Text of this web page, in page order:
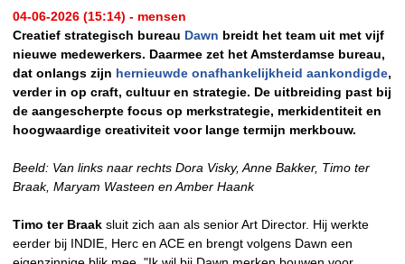
04-06-2026 (15:14) - mensen
Creatief strategisch bureau Dawn breidt het team uit met vijf
nieuwe medewerkers. Daarmee zet het Amsterdamse bureau,
dat onlangs zijn hernieuwde onafhankelijkheid aankondigde,
verder in op craft, cultuur en strategie. De uitbreiding past bij
de aangescherpte focus op merkstrategie, merkidentiteit en
hoogwaardige creativiteit voor lange termijn merkbouw.
Beeld: Van links naar rechts Dora Visky, Anne Bakker, Timo ter
Braak, Maryam Wasteen en Amber Haank
Timo ter Braak sluit zich aan als senior Art Director. Hij werkte
eerder bij INDIE, Herc en ACE en brengt volgens Dawn een